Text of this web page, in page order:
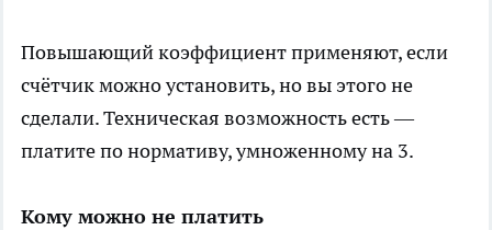
Повышающий коэффициент применяют, если
счётчик можно установить, но вы этого не
сделали. Техническая возможность есть —
платите по нормативу, умноженному на 3.
Кому можно не платить